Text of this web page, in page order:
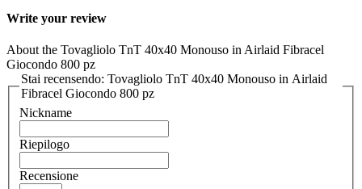
Write your review
About the Tovagliolo TnT 40x40 Monouso in Airlaid Fibracel
Giocondo 800 pz
Stai recensendo: Tovagliolo TnT 40x40 Monouso in Airlaid
Fibracel Giocondo 800 pz
Nickname
Riepilogo
Recensione